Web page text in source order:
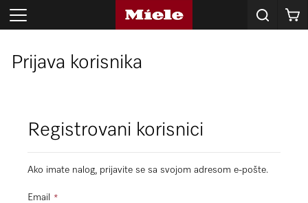
Korpa
Prijava korisnika
Registrovani korisnici
Ako imate nalog, prijavite se sa svojom adresom e-pošte.
Email